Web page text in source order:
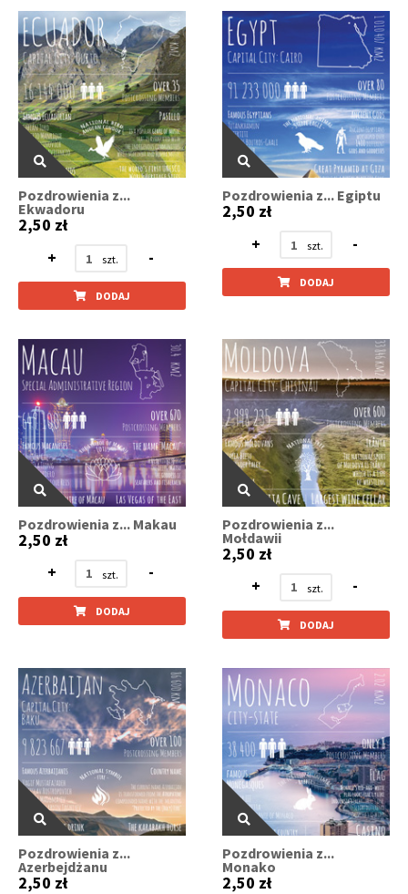
Pozdrowienia z...
Ekwadoru
2,50 zł
+
-
DODAJ
Pozdrowienia z... Egiptu
2,50 zł
+
-
DODAJ
Pozdrowienia z... Makau
2,50 zł
+
-
DODAJ
Pozdrowienia z...
Mołdawii
2,50 zł
+
-
DODAJ
Pozdrowienia z...
Azerbejdżanu
2,50 zł
Pozdrowienia z...
Monako
2,50 zł